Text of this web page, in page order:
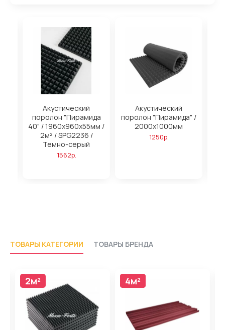
Акустический
поролон "Пирамида
40" / 1960х960х55мм /
2м² / SPG2236 /
Темно-серый
1562р.
Акустический
поролон "Пирамида" /
2000х1000мм
1250р.
ТОВАРЫ КАТЕГОРИИ ТОВАРЫ БРЕНДА
2м² 4м²
4м²